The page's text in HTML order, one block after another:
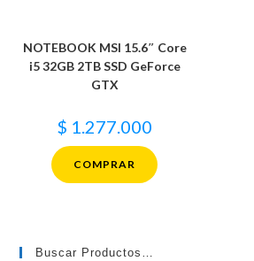
NOTEBOOK MSI 15.6″ Core
i5 32GB 2TB SSD GeForce
GTX
$ 1.277.000
COMPRAR
Buscar Productos…